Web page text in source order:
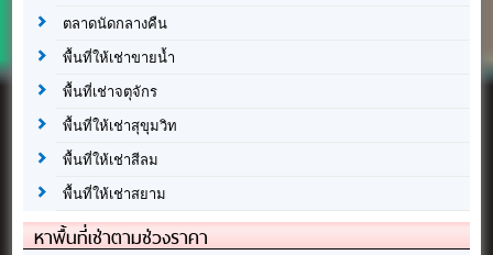
ตลาดนัดกลางคืน
พื้นที่ให้เช่าขายน้ำ
พื้นที่เช่าจตุจักร
พื้นที่ให้เช่าสุขุมวิท
พื้นที่ให้เช่าสีลม
พื้นที่ให้เช่าสยาม
หาพื้นที่เช่าตามช่วงราคา